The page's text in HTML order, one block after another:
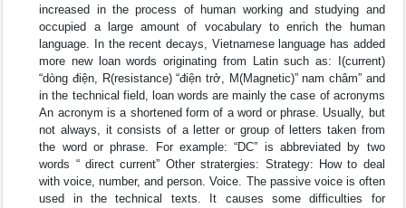
increased in the process of human working and studying and
occupied a large amount of vocabulary to enrich the human
language. In the recent decays, Vietnamese language has added
more new loan words originating from Latin such as: I(current)
“dòng điện, R(resistance) “điện trở, M(Magnetic)” nam châm” and
in the technical field, loan words are mainly the case of acronyms
An acronym is a shortened form of a word or phrase. Usually, but
not always, it consists of a letter or group of letters taken from
the word or phrase. For example: “DC” is abbreviated by two
words “ direct current” Other stratergies: Strategy: How to deal
with voice, number, and person. Voice. The passive voice is often
used in the technical texts. It causes some difficulties for